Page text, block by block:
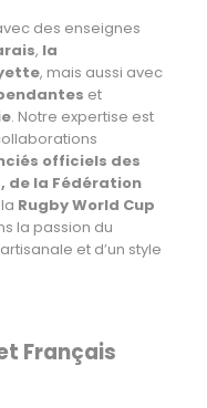
des enseignes
, la
, mais aussi avec
et
. Notre expertise est
officiels des
de la Fédération
Rugby World Cup
la passion du
et d’un style
Français